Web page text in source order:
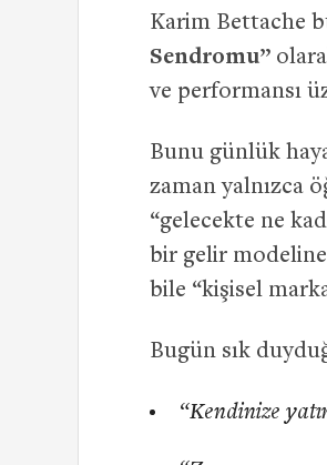
Karim Bettache
Sendromu”
ve performansı
Bunu günlük
zaman yalnızca
“gelecekte ne
bir gelir
bile “kişisel
Bugün sık
“Kendinize